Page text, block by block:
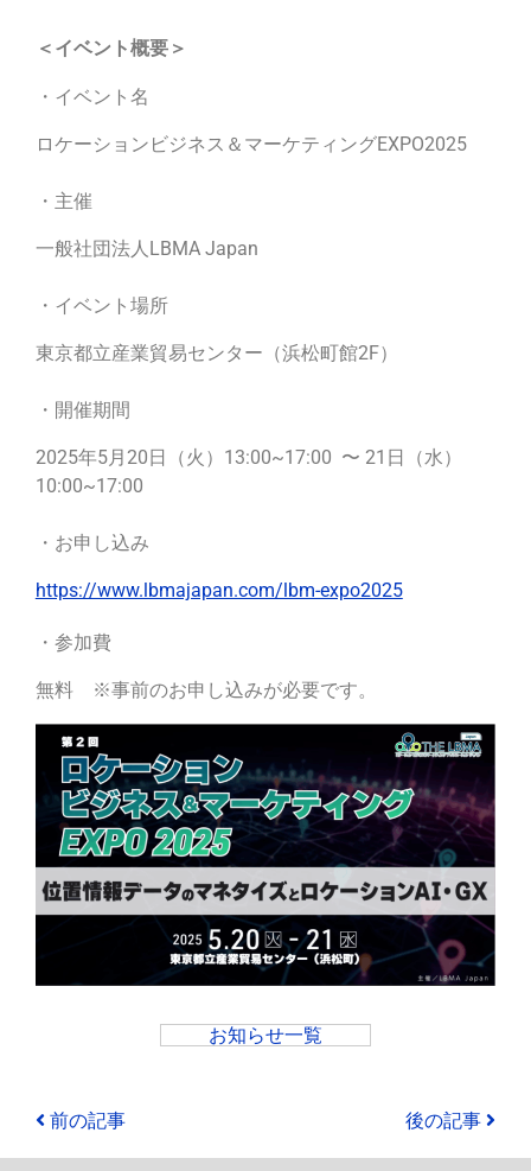
＜イベント概要＞
・イベント名
ロケーションビジネス＆マーケティングEXPO2025
・主催
一般社団法人LBMA Japan
・イベント場所
東京都立産業貿易センター（浜松町館2F）
・開催期間
2025年5月20日（火）13:00~17:00 〜 21日（水）
10:00~17:00
・お申し込み
https://www.lbmajapan.com/lbm-expo2025
・参加費
無料 ※事前のお申し込みが必要です。
お知らせ一覧
前の記事 後の記事